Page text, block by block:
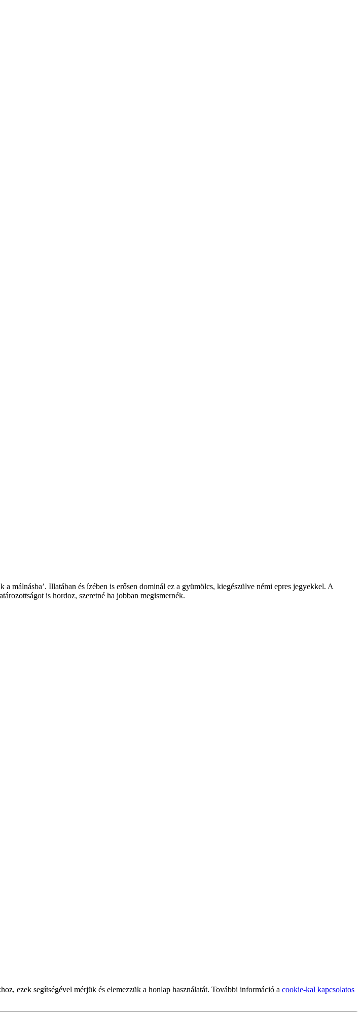
málnásba’. Illatában és ízében is erősen dominál ez a gyümölcs, kiegészülve némi epres jegyekkel. A
is hordoz, szeretné ha jobban megismernék.
ezek segítségével mérjük és elemezzük a honlap használatát. További információ a cookie-kal kapcsolatos